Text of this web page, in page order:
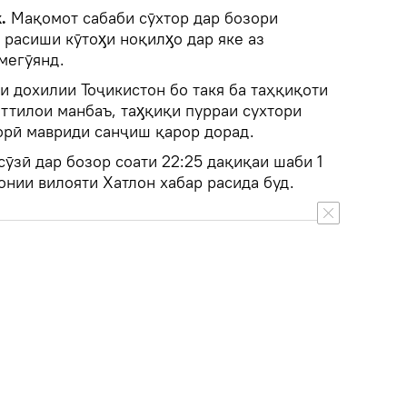
Мақомот сабаби сӯхтор дар бозори
кӯтоӽи ноқилӽо дар яке аз
Тоҷикистон бо такя ба таҳқиқоти
манбаъ, таӽқиқи пурраи сухтори
мавриди санҷиш қарор дорад.
дар бозор соати 22:25 дақиқаи шаби 1
вилояти Хатлон хабар расида буд.